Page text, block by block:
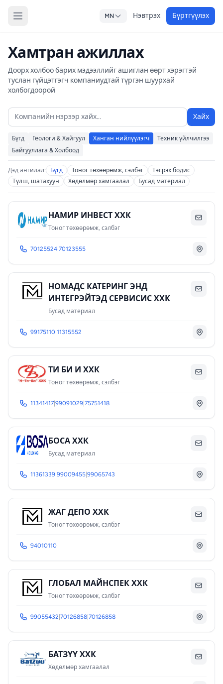
MN Нэвтрэх Бүртгүүлэх
Хамтран ажиллах
Доорх холбоо барих мэдээллийг ашиглан өөрт хэрэгтэй
туслан гүйцэтгэгч компаниудтай түргэн шуурхай
холбогдоорой
Хайх
Бүгд Геологи & Хайгуул Ханган нийлүүлэгч
Техник үйлчилгээ
Байгууллага & Холбоод
Дэд ангилал: Бүгд Тоног төхөөрөмж, сэлбэг
Тэсрэх бодис
Түлш, шатахуун
Хөдөлмөр хамгаалал Бусад материал
НАМИР ИНВЕСТ ХХК
Тоног төхөөрөмж, сэлбэг
70125524 70123555
НОМАДС КАТЕРИНГ ЭНД
ИНТЕГРЭЙТЭД СЕРВИСИС ХХК
Бусад материал
99175110 11315552
ТИ БИ И ХХК
Тоног төхөөрөмж, сэлбэг
11341417 99091029 75751418
БОСА ХХК
Бусад материал
11361339 99009455 99065743
ЖАГ ДЕПО ХХК
Тоног төхөөрөмж, сэлбэг
94010110
ГЛОБАЛ МАЙНСПЕК ХХК
Тоног төхөөрөмж, сэлбэг
99055432 70126858 70126858
БАТЗҮҮ ХХК
Хөдөлмөр хамгаалал